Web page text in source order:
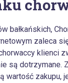
bałkańskich,
zaleca
klienci
są dotrzymane.
wartość zakupu,